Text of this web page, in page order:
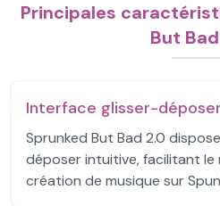
Principales
But
Interface glisser-déposer
Sprunked But Bad 2.0
déposer intuitive, facilitant le
création de musique sur